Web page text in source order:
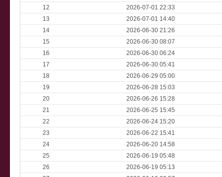
12
2026-07-01 22:33
13
2026-07-01 14:40
14
2026-06-30 21:26
15
2026-06-30 08:07
16
2026-06-30 06:24
17
2026-06-30 05:41
18
2026-06-29 05:00
19
2026-06-28 15:03
20
2026-06-26 15:28
21
2026-06-25 15:45
22
2026-06-24 15:20
23
2026-06-22 15:41
24
2026-06-20 14:58
25
2026-06-19 05:48
26
2026-06-19 05:13